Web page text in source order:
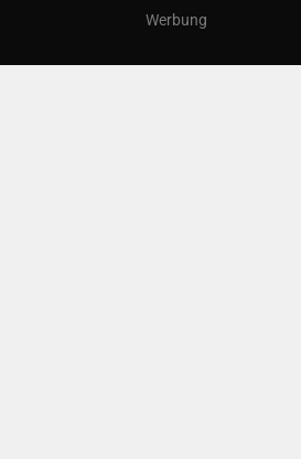
Werbung